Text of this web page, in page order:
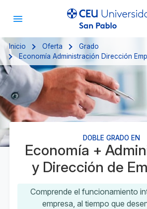
Inicio Oferta
Grado
Economía Administración Dirección
DOBLE GRADO EN
Economía +
y Dirección de
Comprende el funcionamiento
empresa, al tiempo que